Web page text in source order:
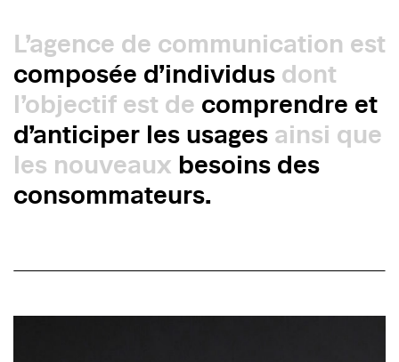
L’agence de communication est
composée d’individus dont
l’objectif est de comprendre et
d’anticiper les usages ainsi que
les nouveaux besoins des
consommateurs.